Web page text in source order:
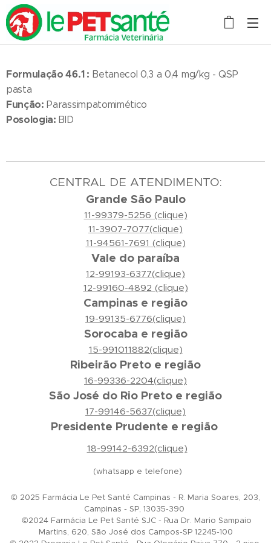
Formulação 46.1 : Betanecol 0,3 a 0,4 mg/kg - QSP
pasta
Função: Parassimpatomimético
Posologia: BID
CENTRAL DE ATENDIMENTO:
Grande São Paulo
11-99379-5256 (clique)
11-3907-7077(clique)
11-94561-7691 (clique)
Vale do paraíba
12-99193-6377(clique)
12-99160-4892 (clique)
Campinas e região
19-99135-6776(clique)
Sorocaba e região
15-991011882(clique)
Ribeirão Preto e região
16-99336-2204(clique)
São José do Rio Preto e região
17-99146-5637(clique)
Presidente Prudente e região
18-99142-6392(clique)
(whatsapp e telefone)
© 2025 Farmácia Le Pet Santé Campinas - R. Maria Soares, 203,
Campinas - SP, 13035-390
©2024 Farmácia Le Pet Santé SJC - Rua Dr. Mario Sampaio
Martins, 620, São José dos Campos-SP 12245-100